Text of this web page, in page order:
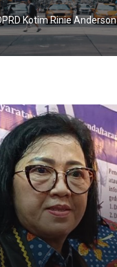
Kotim Rinie Anderson